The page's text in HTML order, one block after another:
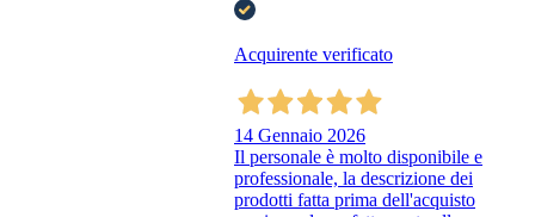
Acquirente verificato
14 Gennaio 2026
Il personale è molto disponibile e
professionale, la descrizione dei
prodotti fatta prima dell'acquisto